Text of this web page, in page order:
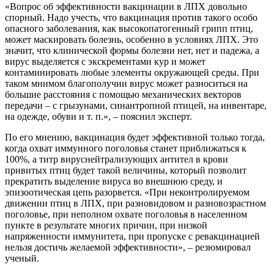
«Вопрос об эффективности вакцинации в ЛПХ довольно
спорный. Надо учесть, что вакцинация против такого особо
опасного заболевания, как высокопатогенный грипп птиц,
может маскировать болезнь, особенно в условиях ЛПХ. Это
значит, что клинической формы болезни нет, нет и падежа, а
вирус выделяется с экскрементами кур и может
контаминировать любые элементы окружающей среды. При
таком мнимом благополучии вирус может разноситься на
большие расстояния с помощью механических векторов
передачи – с грызунами, синантропной птицей, на инвентаре,
на одежде, обуви и т. п.», – пояснил эксперт.
По его мнению, вакцинация будет эффективной только тогда,
когда охват иммунного поголовья станет приближаться к
100%, а титр вируснейтрализующих антител в крови
привитых птиц будет такой величины, который позволит
прекратить выделение вируса во внешнюю среду, и
эпизоотическая цепь разорвется. «При неконтролируемом
движении птиц в ЛПХ, при разновидовом и разновозрастном
поголовье, при неполном охвате поголовья в населенном
пункте в результате многих причин, при низкой
напряженности иммунитета, при пропуске с ревакцинацией
нельзя достичь желаемой эффективности», – резюмировал
ученый.